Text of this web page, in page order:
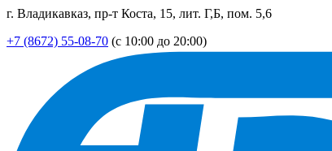
г. Владикавказ, пр-т Коста, 15, лит. Г,Б, пом. 5,6
+7 (8672) 55-08-70 (с 10:00 до 20:00)